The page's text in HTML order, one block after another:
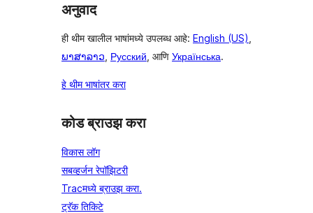
अनुवाद
ही थीम खालील भाषांमध्ये उपलब्ध आहे: English (US),
ພາສາລາວ, Русский, आणि Українська.
हे थीम भाषांतर करा
कोड ब्राउझ करा
विकास लॉग
सबव्हर्जन रेपॉझिटरी
Tracमध्ये ब्राउझ करा.
ट्रॅक तिकिटे